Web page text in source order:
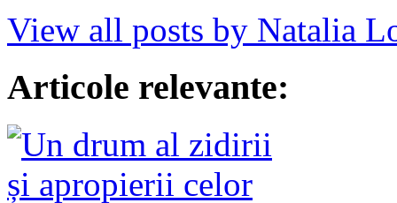
View all posts by Natalia
Articole relevante: